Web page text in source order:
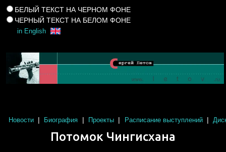
БЕЛЫЙ ТЕКСТ НА ЧЕРНОМ ФОНЕ
ЧЕРНЫЙ ТЕКСТ НА БЕЛОМ ФОНЕ
in English
Новости | Биография | Проекты | Расписание выступлений |
Потомок Чингисхана